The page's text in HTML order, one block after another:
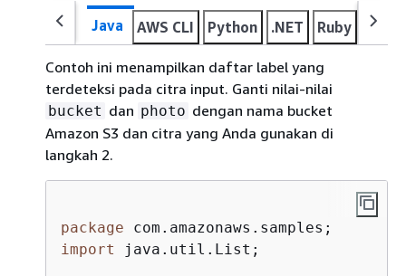
Java AWS CLI Python .NET Ruby
Contoh ini menampilkan daftar label yang
terdeteksi pada citra input. Ganti nilai-nilai
bucket dan photo dengan nama bucket
Amazon S3 dan citra yang Anda gunakan di
langkah 2.
package
import
java.util.List;